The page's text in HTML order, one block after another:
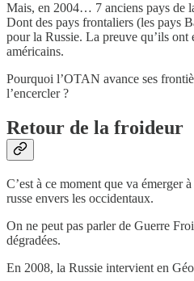
Mais, en 2004… 7 anciens pays de
Dont des pays frontaliers (les pays
pour la Russie. La preuve qu’ils
américains.
Pourquoi l’OTAN avance ses
l’encercler ?
Retour de la froideur
C’est à ce moment que va émerger
russe envers les occidentaux.
On ne peut pas parler de Guerre
dégradées.
En 2008, la Russie intervient en